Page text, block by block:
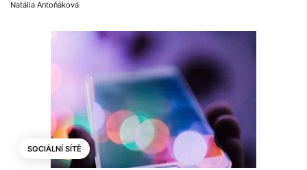
Natália Antoňáková
SOCIÁLNÍ SÍTĚ